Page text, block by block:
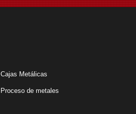
Cajas Metálicas
Proceso de metales
proyectos de fabricación de chapa